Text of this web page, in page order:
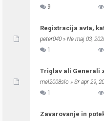
9
Registracija avta,
peter040 » Ne maj 03,
1
Triglav ali Generali
mel2008slo » Sr apr 29,
1
Zavarovanje in